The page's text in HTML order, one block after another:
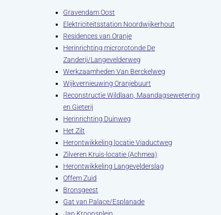
Gravendam Oost
Elektriciteitsstation Noordwijkerhout
Residences van Oranje
Herinrichting microrotonde De
Zanderij/Langevelderweg
Werkzaamheden Van Berckelweg
Wijkvernieuwing Oranjebuurt
Reconstructie Wildlaan, Maandagsewetering
en Gieterij
Herinrichting Duinweg
Het Zilt
Herontwikkeling locatie Viaductweg
Zilveren Kruis-locatie (Achmea)
Herontwikkeling Langevelderslag
Offem Zuid
Bronsgeest
Gat van Palace/Esplanade